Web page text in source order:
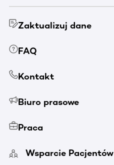
Zaktualizuj dane
FAQ
Kontakt
Biuro prasowe
Praca
Wsparcie Pacjentów